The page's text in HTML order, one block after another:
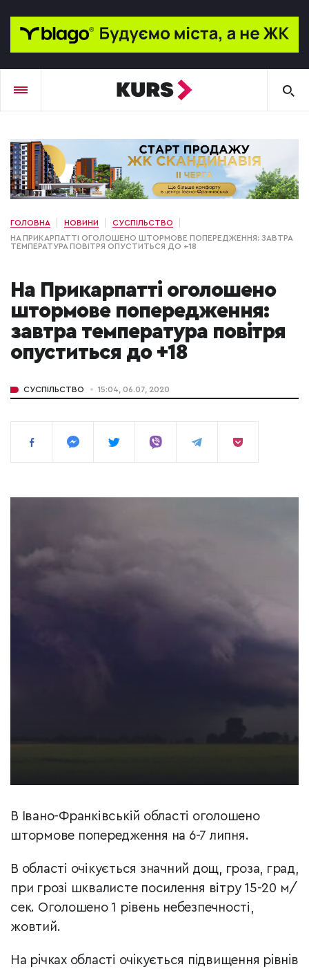
ГОЛОВНА НОВИНИ
СУСПІЛЬСТВО
НА ПРИКАРПАТТІ ОГОЛОШЕНО ШТОРМОВЕ ПОПЕРЕДЖЕННЯ: ЗАВТРА
ТЕМПЕРАТУРА ПОВІТРЯ ОПУСТИТЬСЯ ДО +18
На Прикарпатті оголошено
штормове попередження:
завтра температура повітря
опуститься до +18
СУСПІЛЬСТВО 15:04, 06.07, 2020
В Івано-Франківській області оголошено
штормове попередження на 6-7 липня.
В області очікується значний дощ, гроза, град,
при грозі шквалисте посилення вітру 15-20 м/
сек. Оголошено 1 рівень небезпечності,
жовтий.
На рiчках області очiкується пiдвищення рiвнiв